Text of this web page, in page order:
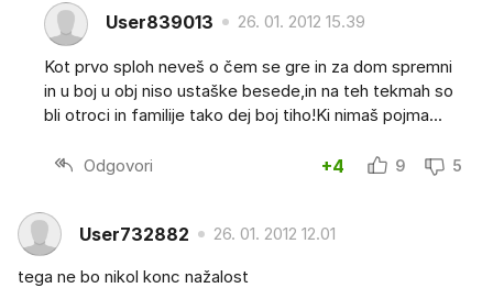
User839013 26. 01. 2012 15.39
Kot prvo sploh neveš o čem se gre in za dom spremni
in u boj u obj niso ustaške besede,in na teh tekmah so
bli otroci in familije tako dej boj tiho!Ki nimaš pojma...
Odgovori +4 9 5
User732882 26. 01. 2012 12.01
tega ne bo nikol konc nažalost